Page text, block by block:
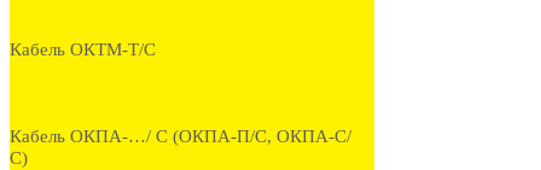
Кабель ОКТМ-Т/С
Кабель ОКПА-…/ С (ОКПА-П/С, ОКПА-С/
С)